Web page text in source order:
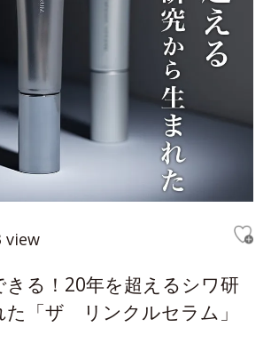
view
きる！20年を超えるシワ研
た「ザ リンクルセラム」